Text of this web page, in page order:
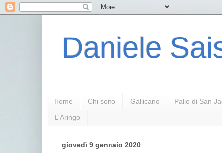
Daniele
Home Chi sono Gallicano Palio di San
L'Aringo
giovedì 9 gennaio 2020